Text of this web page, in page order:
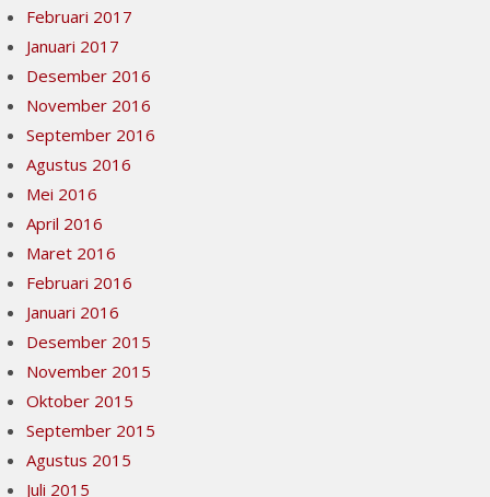
Februari 2017
Januari 2017
Desember 2016
November 2016
September 2016
Agustus 2016
Mei 2016
April 2016
Maret 2016
Februari 2016
Januari 2016
Desember 2015
November 2015
Oktober 2015
September 2015
Agustus 2015
Juli 2015